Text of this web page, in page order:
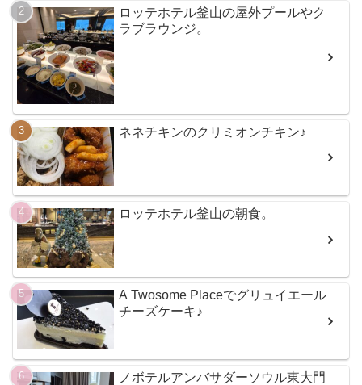
ロッテホテル釜山の屋外プールやク
ラブラウンジ。
ネネチキンのクリミオンチキン♪
ロッテホテル釜山の朝食。
A Twosome Placeでグリュイエール
チーズケーキ♪
ノボテルアンバサダーソウル東大門